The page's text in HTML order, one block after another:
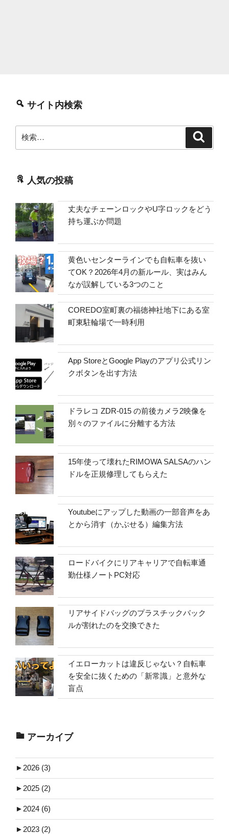
サイト内検索
索:
人気の投稿
丈夫なチェーンロックやU字ロックをどう
持ち運ぶか問題
黄色いセンターラインでも自転車を抜い
てOK？2026年4月の新ルール、実はみん
なが誤解している3つのこと
COREDO室町裏の福徳神社地下にある室
町東駐輪場で一時利用
App StoreとGoogle Playのアプリ公式リン
クボタンを出す方法
ドラレコ ZDR-015 の前後カメラ2映像を
別々のファイルに分離する方法
15年使って壊れたRIMOWA SALSAのハン
ドルを正規修理してもらえた
Youtubeにアップした動画の一部音声をあ
とから消す（かぶせる）編集方法
ロードバイクにリアキャリアで自転車通
勤仕様ノートPC対応
リアサイドバッグのプラスチックバック
ルが割れたのを交換できた
イエローカットは違反じゃない？自転車
を安全に抜くための「新常識」と意外な
盲点
アーカイブ
► 2026 (3)
► 2025 (2)
► 2024 (6)
► 2023 (2)